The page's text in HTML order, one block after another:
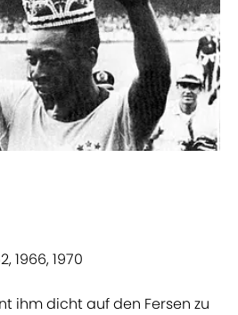
1966, 1970
ihm dicht auf den Fersen zu